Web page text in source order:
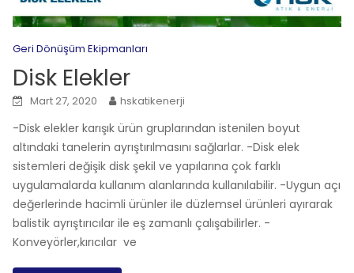
Geri Dönüşüm Ekipmanları
Disk Elekler
Mart 27, 2020 hskatikenerji
-Disk elekler karışık ürün gruplarından istenilen boyut
altındaki tanelerin ayrıştırılmasını sağlarlar. -Disk elek
sistemleri değişik disk şekil ve yapılarına çok farklı
uygulamalarda kullanım alanlarında kullanılabilir. -Uygun açı
değerlerinde hacimli ürünler ile düzlemsel ürünleri ayırarak
balistik ayrıştırıcılar ile eş zamanlı çalışabilirler. -
Konveyörler,kırıcılar ve